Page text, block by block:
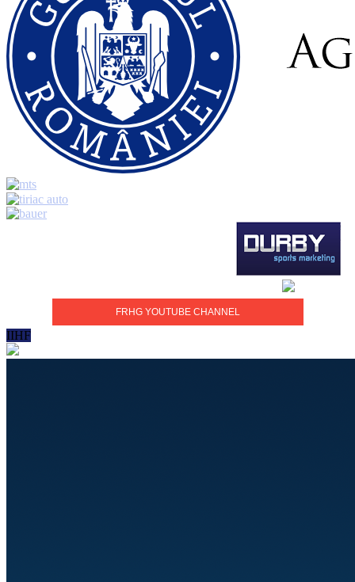
FRHG YOUTUBE CHANNEL
IIHF